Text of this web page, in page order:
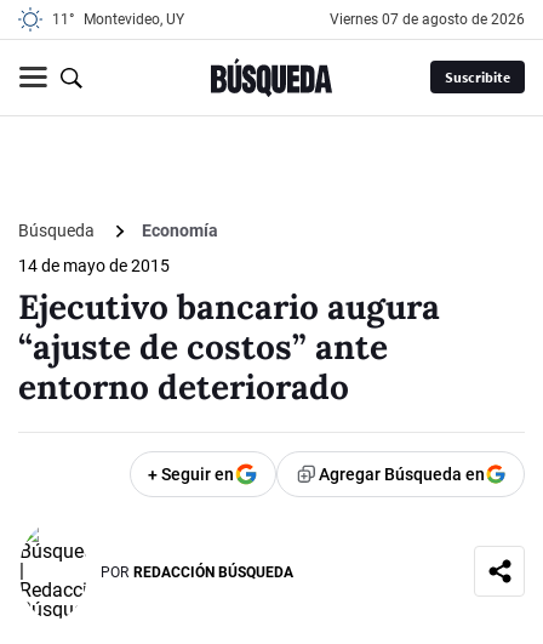
11° Montevideo, UY viernes 07 de agosto de 2026
Suscribite
Búsqueda
Economía
14 de mayo de 2015
Ejecutivo bancario augura
“ajuste de costos” ante
entorno deteriorado
+ Seguir en Agregar Búsqueda en
POR REDACCIÓN BÚSQUEDA